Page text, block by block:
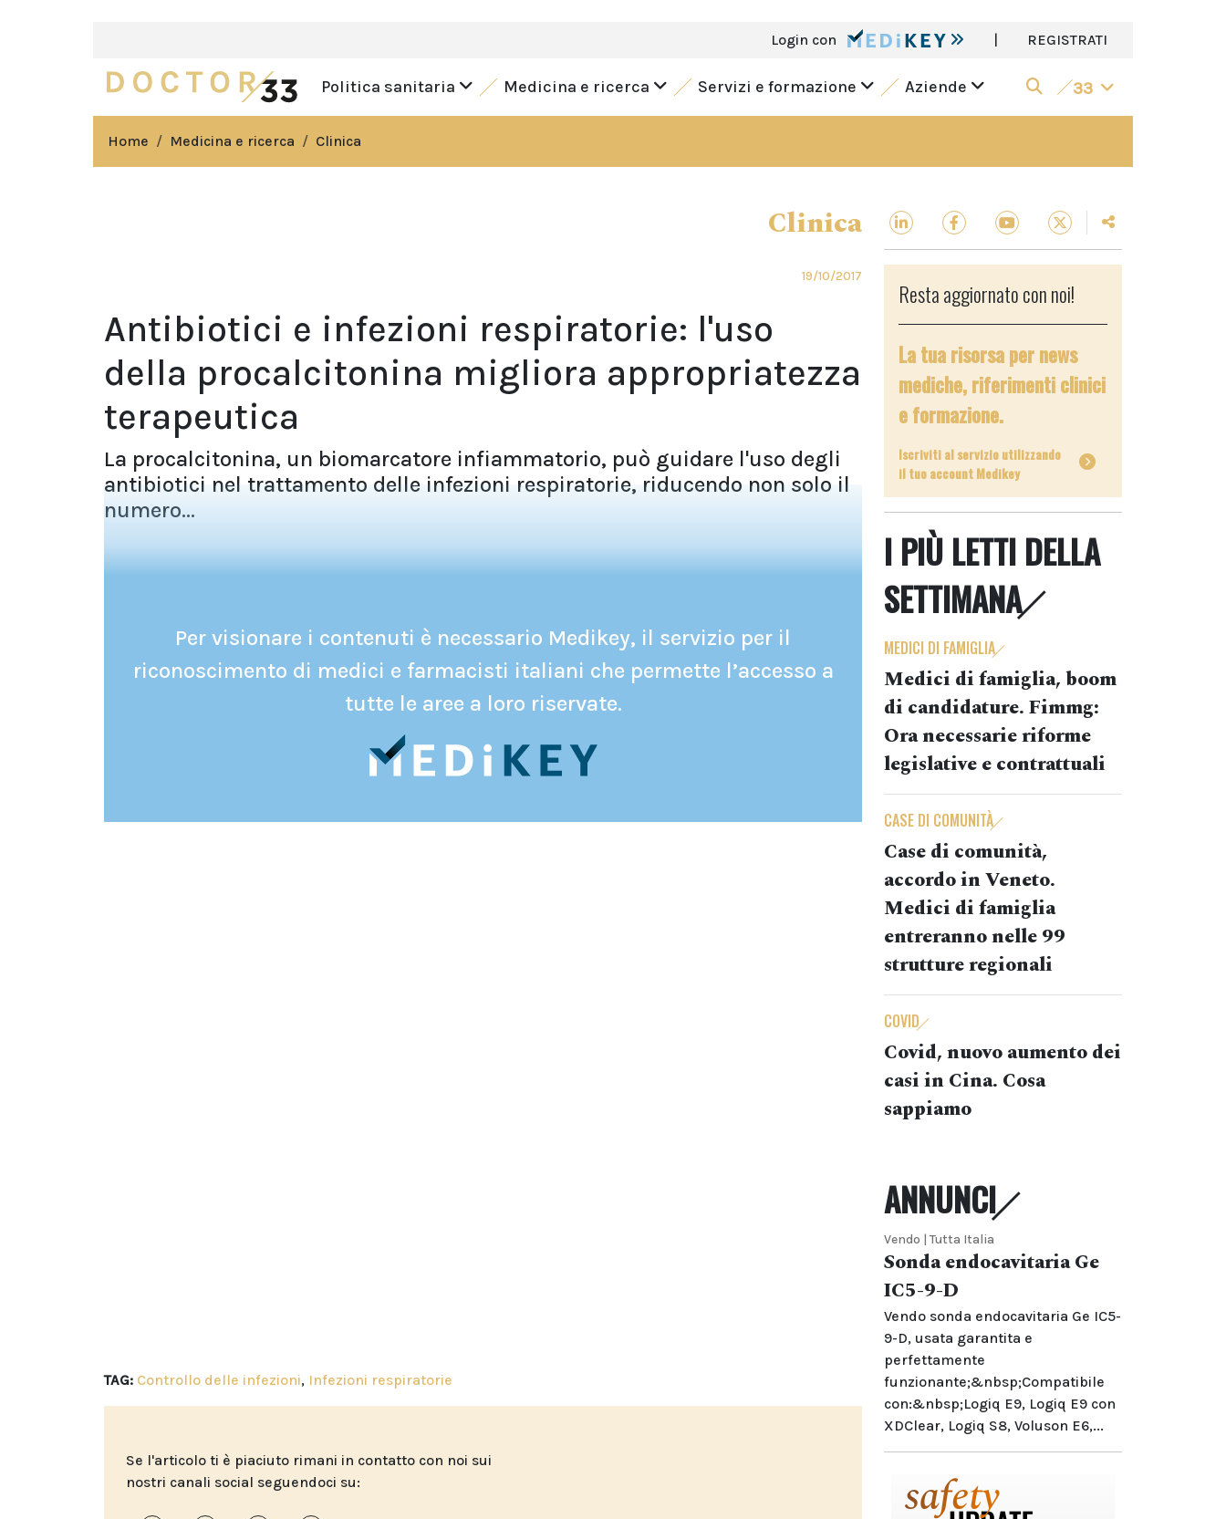
Login con | REGISTRATI
Politica sanitaria Medicina e ricerca Servizi e formazione Aziende 33
Home Medicina e ricerca Clinica
Clinica
19/10/2017
Antibiotici e infezioni respiratorie: l'uso
della procalcitonina migliora appropriatezza
terapeutica
La procalcitonina, un biomarcatore infiammatorio, può guidare l'uso degli
antibiotici nel trattamento delle infezioni respiratorie, riducendo non solo il
numero...
Per visionare i contenuti è necessario Medikey, il servizio per il
riconoscimento di medici e farmacisti italiani che permette l’accesso a
tutte le aree a loro riservate.
TAG: Controllo delle infezioni, Infezioni respiratorie
Se l'articolo ti è piaciuto rimani in contatto con noi sui
nostri canali social seguendoci su:
Resta aggiornato con noi!
La tua risorsa per news
mediche, riferimenti clinici
e formazione.
Iscriviti al servizio utilizzando
il tuo account Medikey
I PIÙ LETTI DELLA
SETTIMANA
MEDICI DI FAMIGLIA
Medici di famiglia, boom
di candidature. Fimmg:
Ora necessarie riforme
legislative e contrattuali
CASE DI COMUNITÀ
Case di comunità,
accordo in Veneto.
Medici di famiglia
entreranno nelle 99
strutture regionali
COVID
Covid, nuovo aumento dei
casi in Cina. Cosa
sappiamo
ANNUNCI
Vendo | Tutta Italia
Sonda endocavitaria Ge
IC5-9-D
Vendo sonda endocavitaria Ge IC5-
9-D, usata garantita e
perfettamente
funzionante;&nbsp;Compatibile
con:&nbsp;Logiq E9, Logiq E9 con
XDClear, Logiq S8, Voluson E6,...